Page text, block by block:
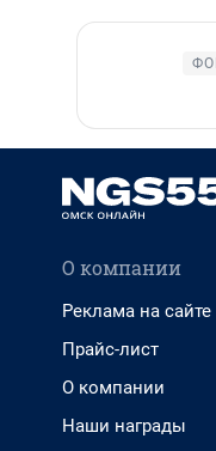
О компании
Реклама на сайте
Прайс-лист
О компании
Наши награды